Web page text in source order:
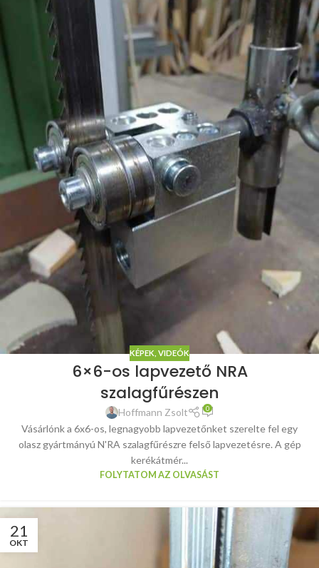
KÉPEK, VIDEÓK
6×6-os lapvezető NRA
szalagfűrészen
Hoffmann Zsolt 0
Vásárlónk a 6x6-os, legnagyobb lapvezetőnket szerelte fel egy
olasz gyártmányú N'RA szalagfűrészre felső lapvezetésre. A gép
kerékátmér...
FOLYTATOM AZ OLVASÁST
21
OKT